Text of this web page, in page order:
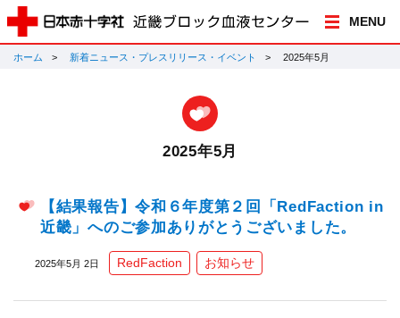
MENU
ホーム 新着ニュース・プレスリリース・イベント 2025年5月
2025年5月
【結果報告】令和６年度第２回「RedFaction in
近畿」へのご参加ありがとうございました。
2025年5月 2日 RedFaction お知らせ